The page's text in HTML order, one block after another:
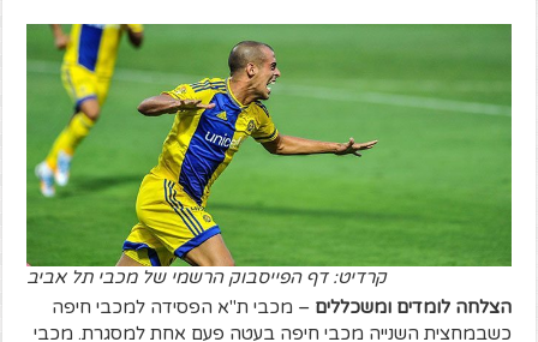
קרדיט: דף הפייסבוק הרשמי של מכבי תל אביב
הצלחה לומדים ומשכללים – מכבי ת"א הפסידה למכבי חיפה
כשבמחצית השנייה מכבי חיפה בעטה פעם אחת למסגרת. מכבי